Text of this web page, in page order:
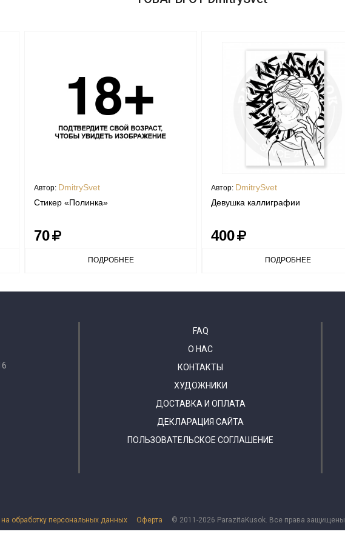
Автор: DmitrySvet
Стикер «Полинка»
70
ПОДРОБНЕЕ
Автор: DmitrySvet
Девушка каллиграфии
400
ПОДРОБНЕЕ
FAQ
О НАС
КОНТАКТЫ
ХУДОЖНИКИ
ДОСТАВКА И ОПЛАТА
ДЕКЛАРАЦИЯ САЙТА
ПОЛЬЗОВАТЕЛЬСКОЕ СОГЛАШЕНИЕ
обработку персональных данных Оферта © 2011-2026 ParazitaKusok. Все права защищены.